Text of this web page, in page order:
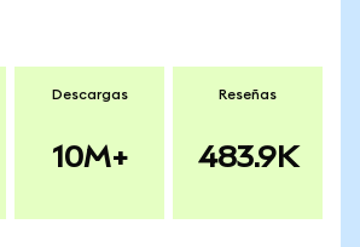
Descargas
10M+
Reseñas
483.9K